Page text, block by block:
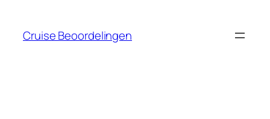
Cruise Beoordelingen